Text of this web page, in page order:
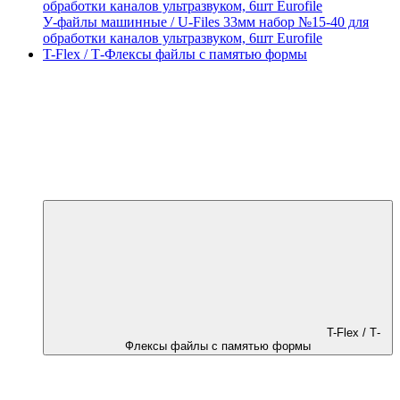
У-файлы машинные / U-Files 33мм набор №15-40 для
обработки каналов ультразвуком, 6шт Eurofile
T-Flex / Т-Флексы файлы с памятью формы
T-Flex / Т-
Флексы файлы с памятью формы